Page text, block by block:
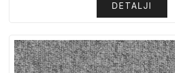
DETALJI